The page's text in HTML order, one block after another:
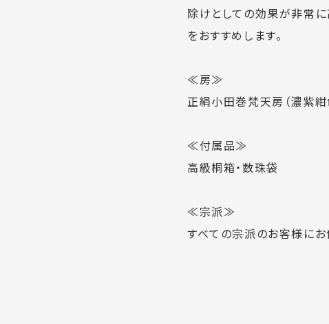
除けとしての効果が非常
をおすすめします。
≪房≫
正絹小田巻梵天房（濃紫紺
≪付属品≫
高級桐箱・数珠袋
≪宗派≫
すべての宗派のお客様にお